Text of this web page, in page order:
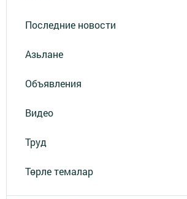
Последние новости
Азьлане
Объявления
Видео
Труд
Төрле темалар